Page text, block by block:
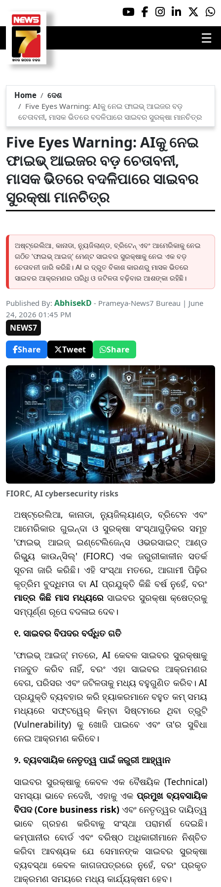
☰
Home
ଦେଶ
Five Eyes Warning: AIକୁ ନେଇ ଫାଇଭ୍ ଆଇଜର ବଡ଼
ଚେତାବନୀ, ମାସକ ଭିତରେ ବଦଳିପାରେ ସାଇବର ସୁରକ୍ଷା ମାନଚିତ୍ର
Five Eyes Warning: AIକୁ ନେଇ
ଫାଇଭ୍ ଆଇଜର ବଡ଼ ଚେତାବନୀ,
ମାସକ ଭିତରେ ବଦଳିପାରେ ସାଇବର
ସୁରକ୍ଷା ମାନଚିତ୍ର
ଅଷ୍ଟ୍ରେଲିଆ, କାନାଡା, ନ୍ୟୁଜିଲାଣ୍ଡ, ବ୍ରିଟେନ୍ ଏବଂ ଆମେରିକାକୁ ନେଇ
ଗଠିତ 'ଫାଇଭ୍ ଆଇଜ୍' ମେଣ୍ଟ ସାଇବର ସୁରକ୍ଷାକୁ ନେଇ ଏକ ବଡ଼
ଚେତାବନୀ ଜାରି କରିଛି। AI ର ଦ୍ରୁତ ବିକାଶ କାରଣରୁ ମାସକ ଭିତରେ
ସାଇବର ଆକ୍ରମଣର ପରିଧି ଓ ଜଟିଳତା ବଢ଼ିବାର ଆଶଙ୍କା ରହିଛି।
Published By: AbhisekD - Prameya-News7 Bureau | June
24, 2026 01:45 PM
NEWS7
Share
Tweet Share
FIORC, AI cybersecurity risks
ଅଷ୍ଟ୍ରେଲିଆ, କାନାଡା, ନ୍ୟୁଜିଲ୍ୟାଣ୍ଡ, ବ୍ରିଟେନ ଏବଂ
ଆମେରିକାର ଗୁଇନ୍ଦା ଓ ସୁରକ୍ଷା ସଂସ୍ଥାଗୁଡ଼ିକର ସମୂହ
'ଫାଇଭ୍ ଆଇଜ୍ ଇଣ୍ଟେଲିଜେନ୍ସ ଓଭରସାଇଟ୍ ଆଣ୍ଡ
ରିଭ୍ୟୁ କାଉନ୍ସିଲ୍' (FIORC) ଏକ ଜରୁରୀକାଳୀନ ସତର୍କ
ସୂଚନା ଜାରି କରିଛି। ଏହି ସଂସ୍ଥା ମତରେ, ଆଗାମୀ ପିଢ଼ିର
କୃତ୍ରିମ ବୁଦ୍ଧିମତା ବା AI ପ୍ରଯୁକ୍ତି କିଛି ବର୍ଷ ନୁହେଁ, ବରଂ
ମାତ୍ର କିଛି ମାସ ମଧ୍ୟରେ ସାଇବର ସୁରକ୍ଷା କ୍ଷେତ୍ରକୁ
ସମ୍ପୂର୍ଣ୍ଣ ରୂପେ ବଦଳାଇ ଦେବ।
୧. ସାଇବର ବିପଦର ବର୍ଦ୍ଧିତ ଗତି
'ଫାଇଭ୍ ଆଇଜ୍' ମତରେ, AI କେବଳ ସାଇବର ସୁରକ୍ଷାକୁ
ମଜବୁତ କରିବ ନାହିଁ, ବରଂ ଏହା ସାଇବର ଆକ୍ରମଣର
ବେଗ, ପରିସର ଏବଂ ଜଟିଳତାକୁ ମଧ୍ୟ ବହୁଗୁଣିତ କରିବ। AI
ପ୍ରଯୁକ୍ତି ବ୍ୟବହାର କରି ହ୍ୟାକରମାନେ ବହୁତ କମ୍ ସମୟ
ମଧ୍ୟରେ ସଫ୍ଟୱେର୍ କିମ୍ବା ସିଷ୍ଟମରେ ଥିବା ତ୍ରୁଟି
(Vulnerability) କୁ ଖୋଜି ପାଇବେ ଏବଂ ତା'ର ସୁବିଧା
ନେଇ ଆକ୍ରମଣ କରିବେ।
୨. ବ୍ୟବସାୟିକ ନେତୃତ୍ୱ ପାଇଁ ଜରୁରୀ ଆହ୍ୱାନ
ସାଇବର ସୁରକ୍ଷାକୁ କେବଳ ଏକ ବୈଷୟିକ (Technical)
ସମସ୍ୟା ଭାବେ ନଦେଖି, ଏହାକୁ ଏକ ପ୍ରମୁଖ ବ୍ୟବସାୟିକ
ବିପଦ (Core business risk) ଏବଂ ନେତୃତ୍ୱର ଦାୟିତ୍ୱ
ଭାବେ ଗ୍ରହଣ କରିବାକୁ ସଂସ୍ଥା ପରାମର୍ଶ ଦେଇଛି।
କମ୍ପାନୀର ବୋର୍ଡ ଏବଂ ବରିଷ୍ଠ ଅଧିକାରୀମାନେ ନିଶ୍ଚିତ
କରିବା ଆବଶ୍ୟକ ଯେ ସେମାନଙ୍କ ସାଇବର ସୁରକ୍ଷା
ବ୍ୟବସ୍ଥା କେବଳ କାଗଜପତ୍ରରେ ନୁହେଁ, ବରଂ ପ୍ରକୃତ
ଆକ୍ରମଣ ସମୟରେ ମଧ୍ୟ କାର୍ଯ୍ୟକ୍ଷମ ହେବ।